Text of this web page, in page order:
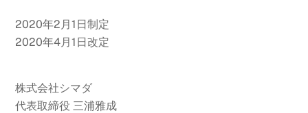
2020年2月1日制定
2020年4月1日改定
株式会社シマダ
代表取締役 三浦雅成